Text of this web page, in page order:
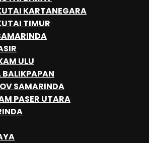
KARTANEGARA
TIMUR
ULU
BALIKPAPAN
SAMARINDA
PASER UTARA